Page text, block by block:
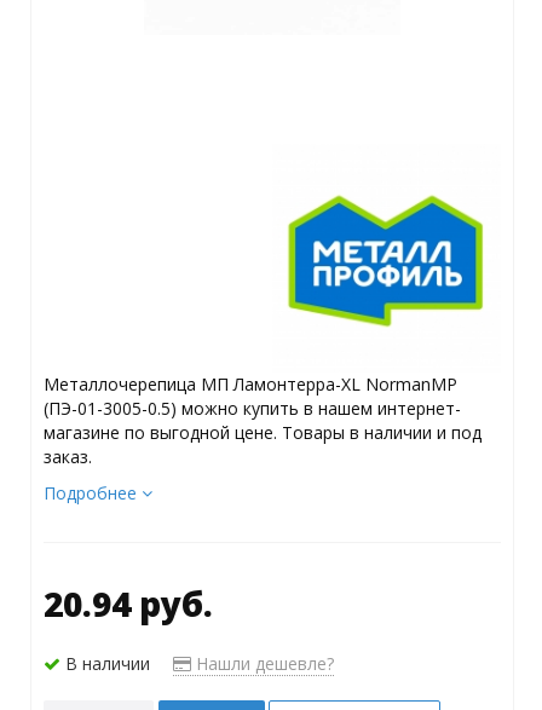
Металлочерепица МП Ламонтерра-XL NormanMP
(ПЭ-01-3005-0.5) можно купить в нашем интернет-
магазине по выгодной цене. Товары в наличии и под
заказ.
Подробнее
20.94 руб.
В наличии Нашли дешевле?